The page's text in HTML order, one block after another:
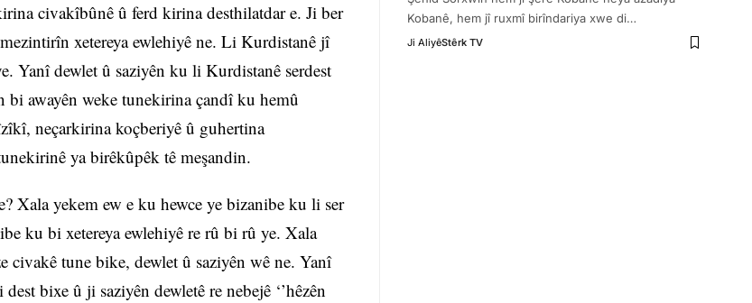
civakîbûnê û ferd kirina desthilatdar e. Ji ber
xetereya ewlehiyê ne. Li Kurdistanê jî
Yanî dewlet û saziyên ku li Kurdistanê serdest
awayên weke tunekirina çandî ku hemû
neçarkirina koçberiyê û guhertina
ya birêkûpêk tê meşandin.
Xala yekem ew e ku hewce ye bizanibe ku li ser
ku bi xetereya ewlehiyê re rû bi rû ye. Xala
civakê tune bike, dewlet û saziyên wê ne. Yanî
bixe û ji saziyên dewletê re nebejê ‘’hêzên
Kobanê, hem jî ruxmî birîndariya xwe di…
Ji AliyêStêrk TV